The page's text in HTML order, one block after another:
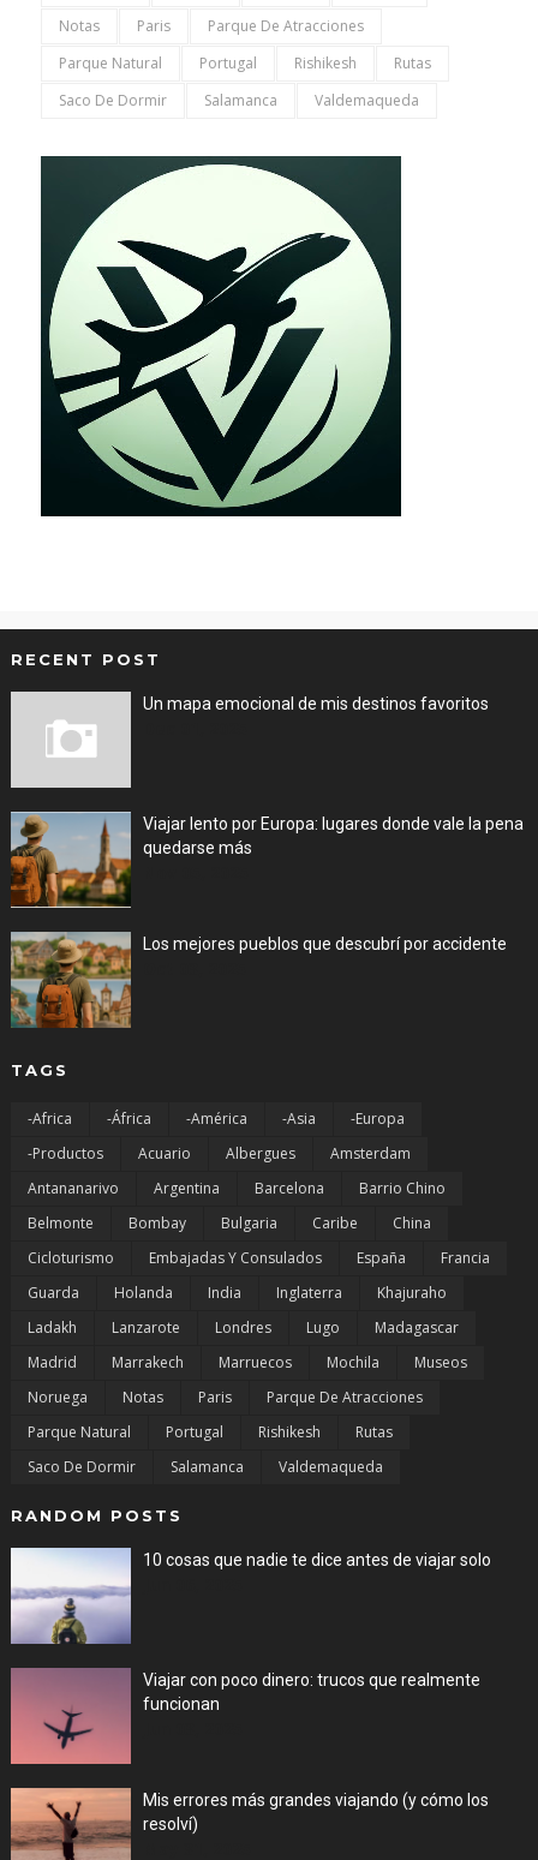
Notas
Paris
Parque De Atracciones
Parque Natural
Portugal Rishikesh
Rutas
Saco De Dormir
Salamanca Valdemaqueda
RECENT POST
Un mapa emocional de mis destinos favoritos
Viajar lento por Europa: lugares donde vale la pena
quedarse más
Los mejores pueblos que descubrí por accidente
TAGS
-Africa -África -América -Asia
-Europa
-Productos
Acuario Albergues
Amsterdam
Antananarivo
Argentina Barcelona
Barrio Chino
Belmonte
Bombay Bulgaria Caribe
China
Cicloturismo
Embajadas Y Consulados España
Francia
Guarda
Holanda India Inglaterra
Khajuraho
Ladakh
Lanzarote Londres Lugo
Madagascar
Madrid
Marrakech Marruecos Mochila
Museos
Noruega
Notas Paris
Parque De Atracciones
Parque Natural
Portugal Rishikesh
Rutas
Saco De Dormir
Salamanca Valdemaqueda
RANDOM POSTS
10 cosas que nadie te dice antes de viajar solo
Viajar con poco dinero: trucos que realmente
funcionan
Mis errores más grandes viajando (y cómo los
resolví)